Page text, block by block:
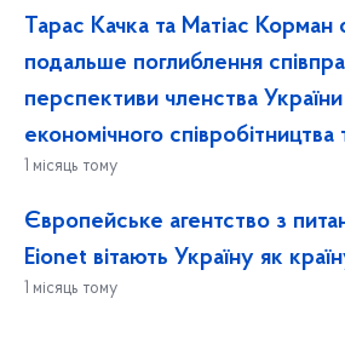
Тарас Качка та Матіас Корман
подальше поглиблення
перспективи членства України
економічного
1 місяць тому
Європейське агентство з
Eionet вітають Україну як
1 місяць тому